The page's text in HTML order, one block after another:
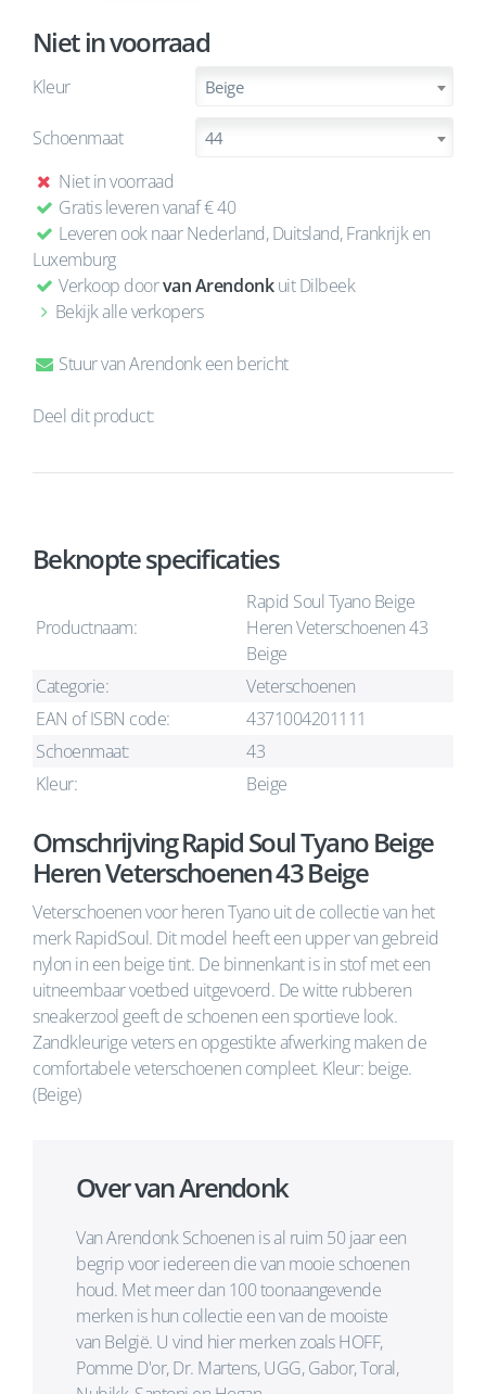
Niet in voorraad
Kleur Beige
Schoenmaat 44
Niet in voorraad
Gratis leveren vanaf € 40
Leveren ook naar Nederland, Duitsland, Frankrijk en
Luxemburg
Verkoop doorvan Arendonkuit Dilbeek
Bekijk alle verkopers
Stuur van Arendonk een bericht
Deel dit product:
Beknopte specificaties
Productnaam:
Rapid Soul Tyano Beige
Heren Veterschoenen 43
Beige
Categorie:
Veterschoenen
EAN of ISBN code:
4371004201111
Schoenmaat:
43
Kleur:
Beige
Omschrijving Rapid Soul Tyano Beige
Heren Veterschoenen 43 Beige
Veterschoenen voor heren Tyano uit de collectie van het
merk RapidSoul. Dit model heeft een upper van gebreid
nylon in een beige tint. De binnenkant is in stof met een
uitneembaar voetbed uitgevoerd. De witte rubberen
sneakerzool geeft de schoenen een sportieve look.
Zandkleurige veters en opgestikte afwerking maken de
comfortabele veterschoenen compleet. Kleur: beige.
(Beige)
Over van Arendonk
Van Arendonk Schoenen is al ruim 50 jaar een
begrip voor iedereen die van mooie schoenen
houd. Met meer dan 100 toonaangevende
merken is hun collectie een van de mooiste
van België. U vind hier merken zoals HOFF,
Pomme D'or, Dr. Martens, UGG, Gabor, Toral,